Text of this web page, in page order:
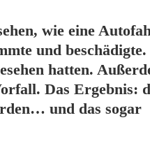
wie eine
und beschädigte.
hatten.
Das Ergebnis:
und das sogar